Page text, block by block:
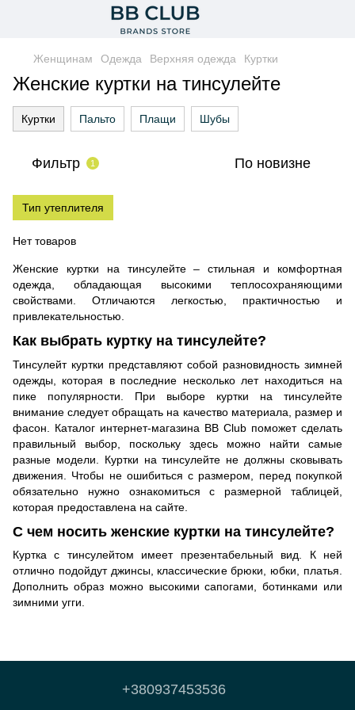
Женщинам Одежда Верхняя одежда Куртки
Женские куртки на тинсулейте
Куртки Пальто Плащи Шубы
Фильтр 1 По новизне
Тип утеплителя
Нет товаров
Женские куртки на тинсулейте – стильная и комфортная
одежда, обладающая высокими теплосохраняющими
свойствами. Отличаются легкостью, практичностью и
привлекательностью.
Как выбрать куртку на тинсулейте?
Тинсулейт куртки представляют собой разновидность зимней
одежды, которая в последние несколько лет находиться на
пике популярности. При выборе куртки на тинсулейте
внимание следует обращать на качество материала, размер и
фасон. Каталог интернет-магазина BB Club поможет сделать
правильный выбор, поскольку здесь можно найти самые
разные модели. Куртки на тинсулейте не должны сковывать
движения. Чтобы не ошибиться с размером, перед покупкой
обязательно нужно ознакомиться с размерной таблицей,
которая предоставлена на сайте.
С чем носить женские куртки на тинсулейте?
Куртка с тинсулейтом имеет презентабельный вид. К ней
отлично подойдут джинсы, классические брюки, юбки, платья.
Дополнить образ можно высокими сапогами, ботинками или
зимними угги.
+380937453536